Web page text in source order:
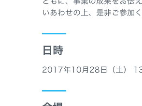
いあわせの上、是非ご参加
日時
2017年10月28日（土）